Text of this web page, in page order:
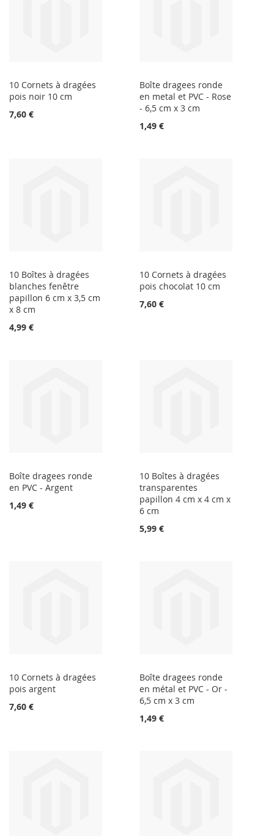
10 Cornets à dragées
pois noir 10 cm
7,60 €
Boîte dragees ronde
en metal et PVC - Rose
- 6,5 cm x 3 cm
1,49 €
10 Boîtes à dragées
blanches fenêtre
papillon 6 cm x 3,5 cm
x 8 cm
4,99 €
10 Cornets à dragées
pois chocolat 10 cm
7,60 €
Boîte dragees ronde
en PVC - Argent
1,49 €
10 Boîtes à dragées
transparentes
papillon 4 cm x 4 cm x
6 cm
5,99 €
10 Cornets à dragées
pois argent
7,60 €
Boîte dragees ronde
en métal et PVC - Or -
6,5 cm x 3 cm
1,49 €